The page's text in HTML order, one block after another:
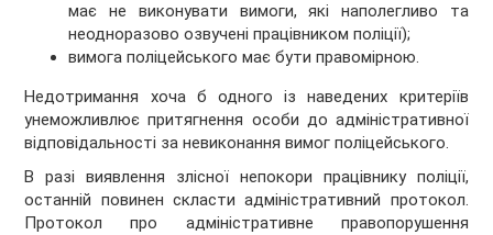
має не виконувати вимоги, які наполегливо та
неодноразово озвучені працівником поліції);
вимога поліцейського має бути правомірною.
Недотримання хоча б одного із наведених критеріїв
унеможливлює притягнення особи до адміністративної
відповідальності за невиконання вимог поліцейського.
В разі виявлення злісної непокори працівнику поліції,
останній повинен скласти адміністративний протокол.
Протокол про адміністративне правопорушення